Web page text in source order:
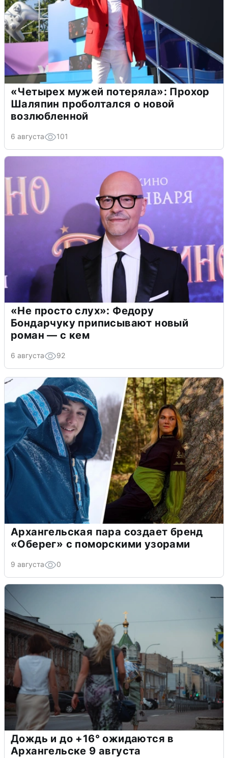
«Четырех мужей потеряла»: Прохор
Шаляпин проболтался о новой
возлюбленной
6 августа 101
«Не просто слух»: Федору
Бондарчуку приписывают новый
роман — с кем
6 августа 92
Архангельская пара создает бренд
«Оберег» с поморскими узорами
9 августа 0
Дождь и до +16° ожидаются в
Архангельске 9 августа